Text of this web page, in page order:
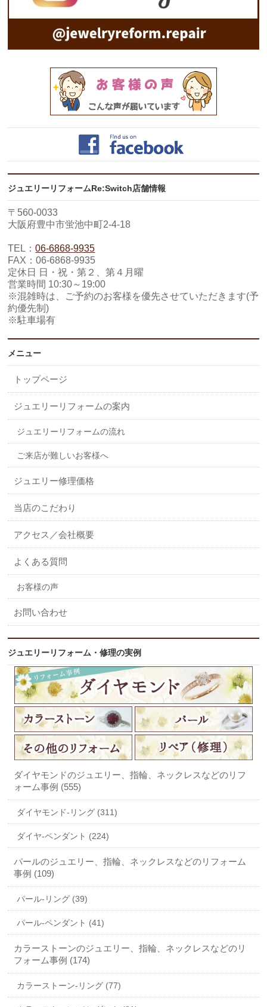
ジュエリーリフォームRe:Switch店舗情報
〒560-0033
大阪府豊中市蛍池中町2-4-18
TEL：06-6868-9935
FAX：06-6868-9935
定休日 日・祝・第２、第４月曜
営業時間 10:30～19:00
※混雑時は、ご予約のお客様を優先させていただきます(予
約優先制)
※駐車場有
メニュー
トップページ
ジュエリーリフォームの案内
ジュエリーリフォームの流れ
ご来店が難しいお客様へ
ジュエリー修理価格
当店のこだわり
アクセス／会社概要
よくある質問
お客様の声
お問い合わせ
ジュエリーリフォーム・修理の実例
ダイヤモンドのジュエリー、指輪、ネックレスなどのリフ
ォーム事例 (555)
ダイヤモンド-リング (311)
ダイヤ-ペンダント (224)
パールのジュエリー、指輪、ネックレスなどのリフォーム
事例 (109)
パール-リング (39)
パール-ペンダント (41)
カラーストーンのジュエリー、指輪、ネックレスなどのリ
フォーム事例 (174)
カラーストーン-リング (77)